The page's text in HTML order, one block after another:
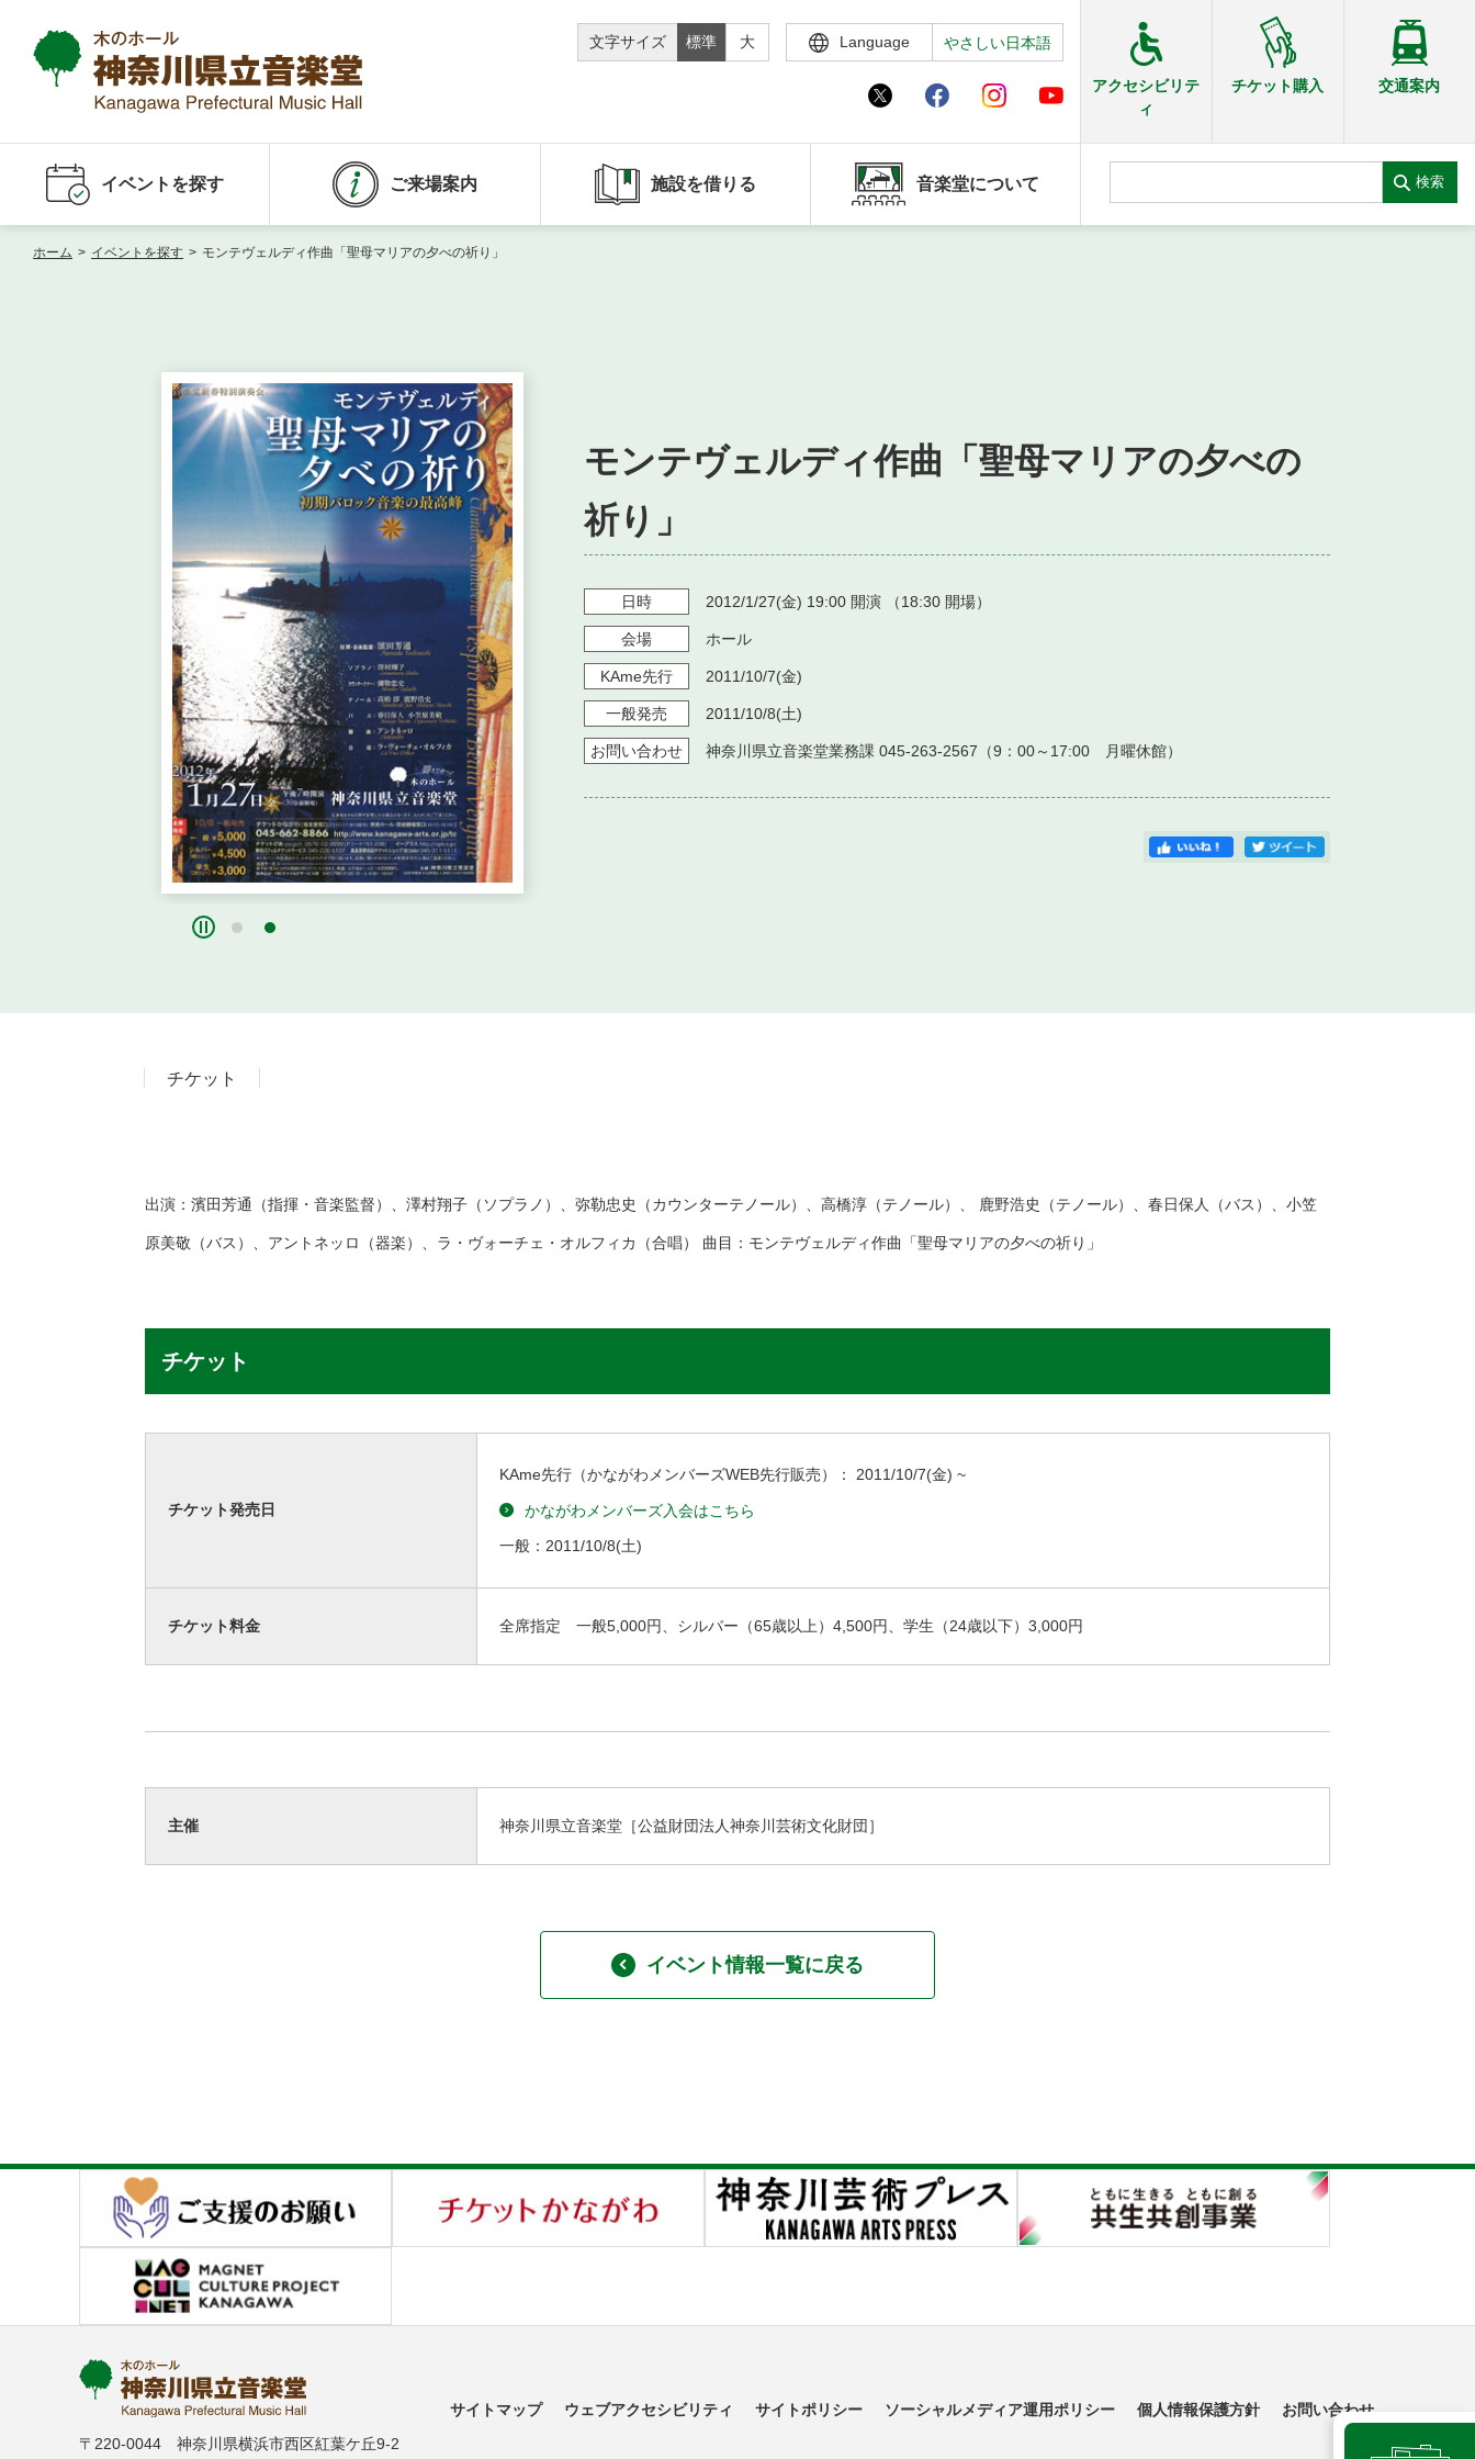
文字サイズ 標準 大 Language やさしい日本語
アクセシビリテ
ィ
チケット購入 交通案内
イベントを探す ご来場案内 施設を借りる 音楽堂について 検索
ホーム > イベントを探す > モンテヴェルディ作曲「聖母マリアの夕べの祈り」
モンテヴェルディ作曲「聖母マリアの夕べの
祈り」
日時 2012/1/27(金) 19:00 開演 （18:30 開場）
会場 ホール
KAme先行 2011/10/7(金)
一般発売 2011/10/8(土)
お問い合わせ 神奈川県立音楽堂業務課 045-263-2567（9：00～17:00 月曜休館）
チケット
出演：濱田芳通（指揮・音楽監督）、澤村翔子（ソプラノ）、弥勒忠史（カウンターテノール）、高橋淳（テノール）、 鹿野浩史（テノール）、春日保人（バス）、小笠
原美敬（バス）、アントネッロ（器楽）、ラ・ヴォーチェ・オルフィカ（合唱） 曲目：モンテヴェルディ作曲「聖母マリアの夕べの祈り」
チケット
チケット発売日
KAme先行（かながわメンバーズWEB先行販売）： 2011/10/7(金) ~
かながわメンバーズ入会はこちら
一般： 2011/10/8(土)
チケット料金 全席指定 一般5,000円、シルバー（65歳以上）4,500円、学生（24歳以下）3,000円
主催 神奈川県立音楽堂［公益財団法人神奈川芸術文化財団］
イベント情報一覧に戻る
〒220-0044 神奈川県横浜市西区紅葉ケ丘9-2
サイトマップ ウェブアクセシビリティ サイトポリシー ソーシャルメディア運用ポリシー 個人情報保護方針 お問い合わせ